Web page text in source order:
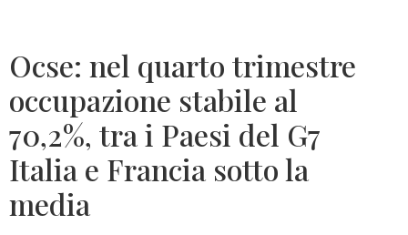
Ocse: nel quarto trimestre
occupazione stabile al
70,2%, tra i Paesi del G7
Italia e Francia sotto la
media